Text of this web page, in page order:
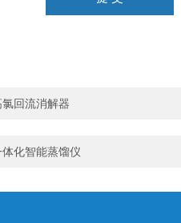
氯回流消解器
体化智能蒸馏仪